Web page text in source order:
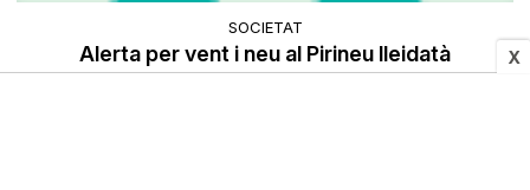
X
SOCIETAT
Alerta per vent i neu al Pirineu lleidatà